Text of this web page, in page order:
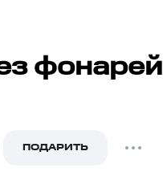
фонарей
ПОДАРИТЬ